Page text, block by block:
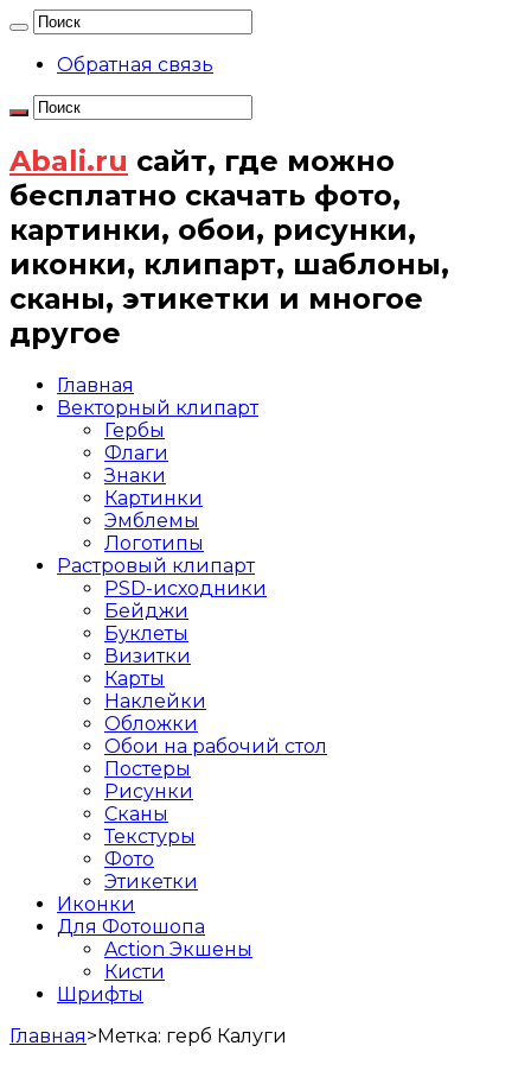
Обратная связь
Abali.ru сайт, где можно
бесплатно скачать фото,
картинки, обои, рисунки,
иконки, клипарт, шаблоны,
сканы, этикетки и многое
другое
Главная
Векторный клипарт
Гербы
Флаги
Знаки
Картинки
Эмблемы
Логотипы
Растровый клипарт
PSD-исходники
Бейджи
Буклеты
Визитки
Карты
Наклейки
Обложки
Обои на рабочий стол
Постеры
Рисунки
Сканы
Текстуры
Фото
Этикетки
Иконки
Для Фотошопа
Action Экшены
Кисти
Шрифты
Главная>Метка: герб Калуги